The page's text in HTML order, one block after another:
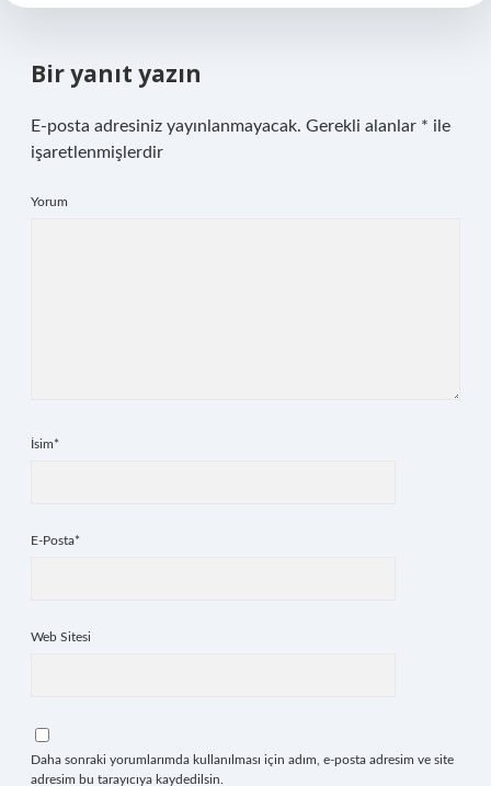
Bir yanıt yazın
E-posta adresiniz yayınlanmayacak. Gerekli alanlar * ile
işaretlenmişlerdir
Yorum
İsim*
E-Posta*
Web Sitesi
Daha sonraki yorumlarımda kullanılması için adım, e-posta adresim ve site
adresim bu tarayıcıya kaydedilsin.